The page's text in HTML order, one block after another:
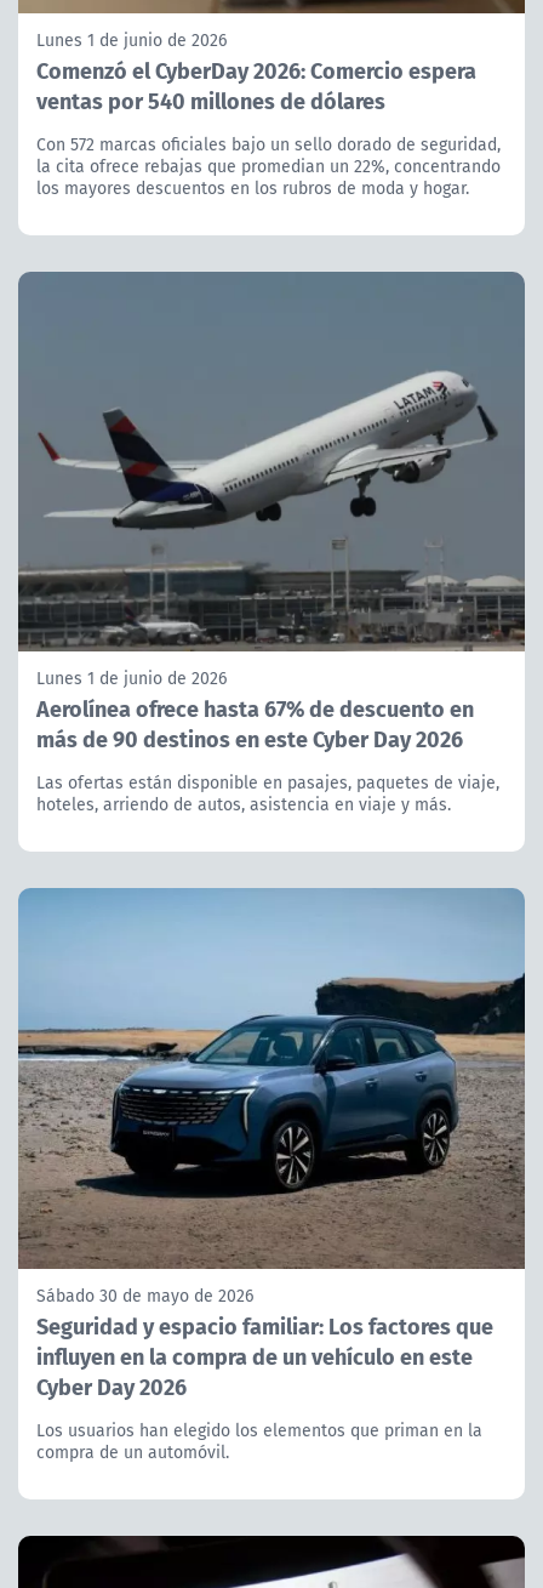
Lunes 1 de junio de 2026
Comenzó el CyberDay 2026: Comercio espera
ventas por 540 millones de dólares
Con 572 marcas oficiales bajo un sello dorado de seguridad,
la cita ofrece rebajas que promedian un 22%, concentrando
los mayores descuentos en los rubros de moda y hogar.
Lunes 1 de junio de 2026
Aerolínea ofrece hasta 67% de descuento en
más de 90 destinos en este Cyber Day 2026
Las ofertas están disponible en pasajes, paquetes de viaje,
hoteles, arriendo de autos, asistencia en viaje y más.
Sábado 30 de mayo de 2026
Seguridad y espacio familiar: Los factores que
influyen en la compra de un vehículo en este
Cyber Day 2026
Los usuarios han elegido los elementos que priman en la
compra de un automóvil.